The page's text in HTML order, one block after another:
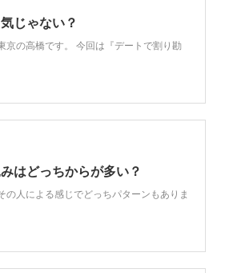
じゃない？
京の高橋です。 今回は『デートで割り勘
はどっちからが多い？
の人による感じでどっちパターンもありま